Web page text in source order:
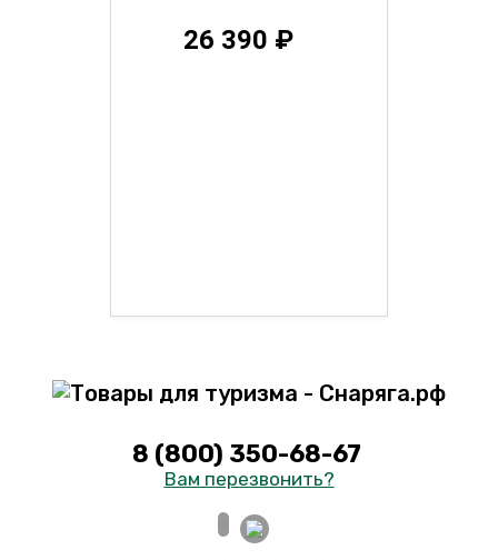
26 390 ₽
8 (800) 350-68-67
Вам перезвонить?